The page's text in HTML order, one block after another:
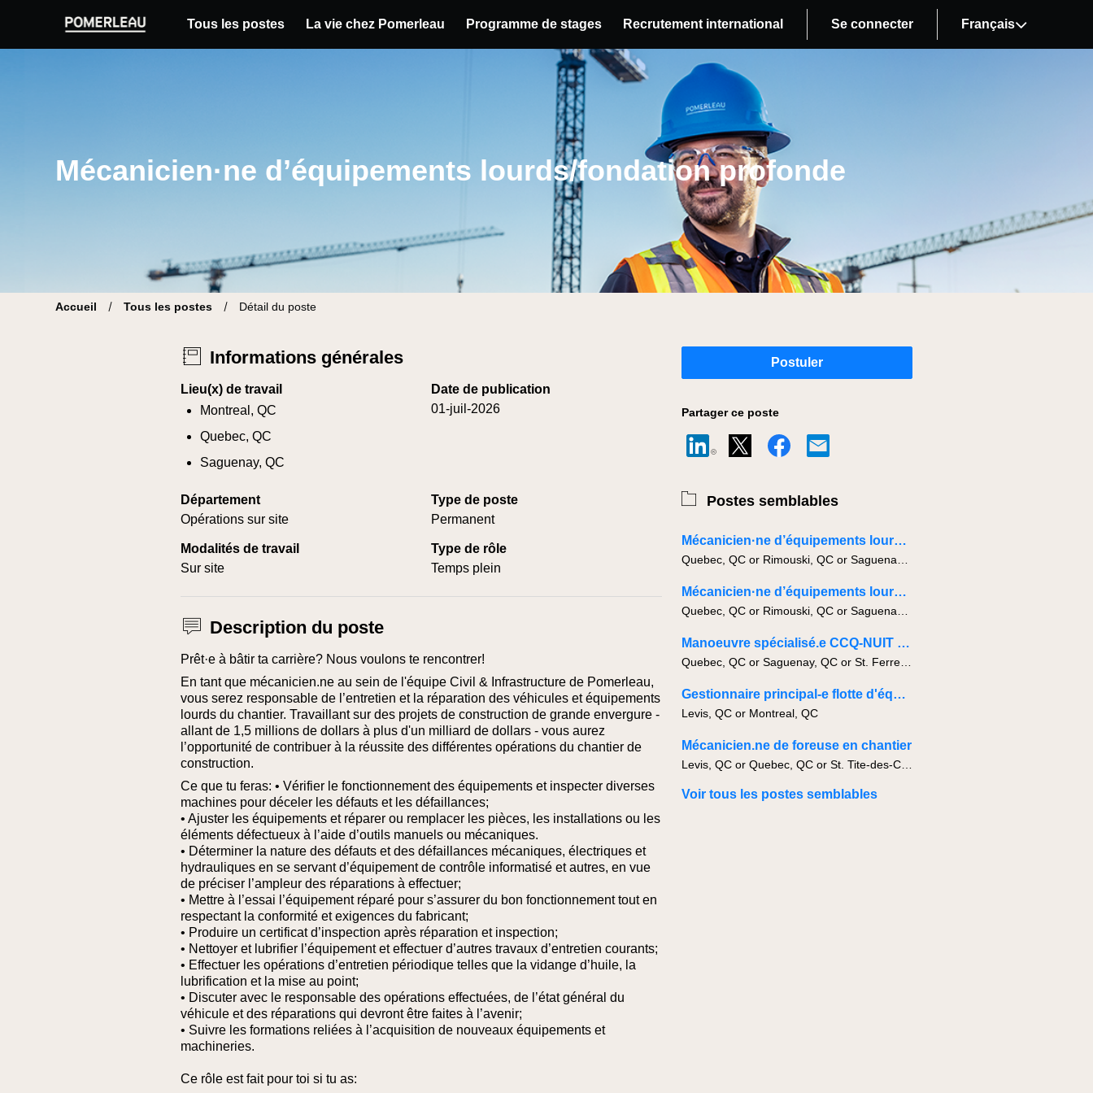
Pomerleau Site carrière | Trouve ton nouveau poste
Tous les postes La vie chez Pomerleau Programme de stages Recrutement international Se connecter Français
Mécanicien·ne d’équipements lourds/fondation profonde
Accueil Tous les postes Détail du poste
Informations générales
Lieu(x) de travail
Montreal, QC
Quebec, QC
Saguenay, QC
Date de publication
01-juil-2026
Département
Opérations sur site
Type de poste
Permanent
Modalités de travail
Sur site
Type de rôle
Temps plein
Description du poste
Prêt·e à bâtir ta carrière? Nous voulons te rencontrer!
En tant que mécanicien.ne au sein de l'équipe Civil & Infrastructure de Pomerleau,
vous serez responsable de l’entretien et la réparation des véhicules et équipements
lourds du chantier. Travaillant sur des projets de construction de grande envergure -
allant de 1,5 millions de dollars à plus d'un milliard de dollars - vous aurez
l’opportunité de contribuer à la réussite des différentes opérations du chantier de
construction.
Ce que tu feras: • Vérifier le fonctionnement des équipements et inspecter diverses
machines pour déceler les défauts et les défaillances;
• Ajuster les équipements et réparer ou remplacer les pièces, les installations ou les
éléments défectueux à l’aide d’outils manuels ou mécaniques.
• Déterminer la nature des défauts et des défaillances mécaniques, électriques et
hydrauliques en se servant d’équipement de contrôle informatisé et autres, en vue
de préciser l’ampleur des réparations à effectuer;
• Mettre à l’essai l’équipement réparé pour s’assurer du bon fonctionnement tout en
respectant la conformité et exigences du fabricant;
• Produire un certificat d’inspection après réparation et inspection;
• Nettoyer et lubrifier l’équipement et effectuer d’autres travaux d’entretien courants;
• Effectuer les opérations d’entretien périodique telles que la vidange d’huile, la
lubrification et la mise au point;
• Discuter avec le responsable des opérations effectuées, de l’état général du
véhicule et des réparations qui devront être faites à l’avenir;
• Suivre les formations reliées à l’acquisition de nouveaux équipements et
machineries.
Ce rôle est fait pour toi si tu as:
Postuler
Partager ce poste
Postes semblables
Mécanicien·ne d’équipements lourds en chantier APPRENTI
Mécanicien·ne d’équipements lourds en chantier
Manoeuvre spécialisé.e CCQ-NUIT - Mécanique
Gestionnaire principal-e flotte d'équipement
Levis, QC or Montreal, QC
Mécanicien.ne de foreuse en chantier
Voir tous les postes semblables